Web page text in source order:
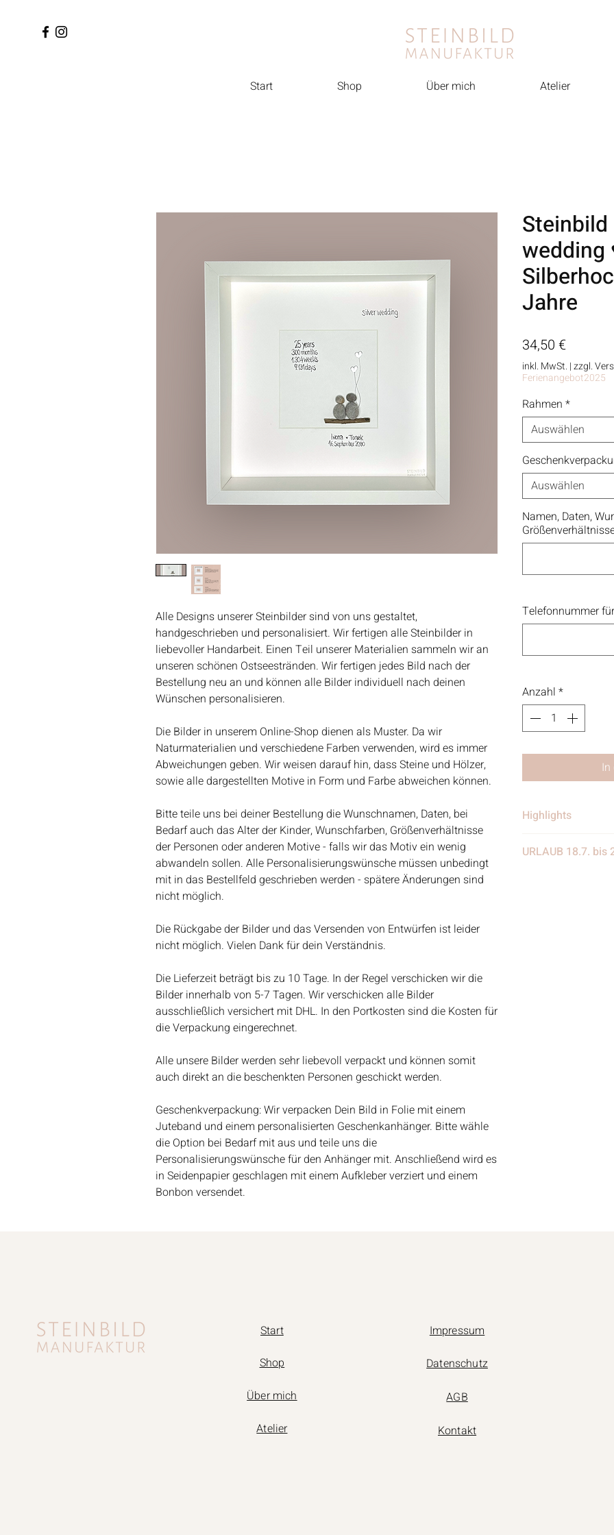
Start Shop Über mich Atelier
Alle Designs unserer Steinbilder sind von uns gestaltet,
handgeschrieben und personalisiert. Wir fertigen alle Steinbilder in
liebevoller Handarbeit. Einen Teil unserer Materialien sammeln wir an
unseren schönen Ostseestränden. Wir fertigen jedes Bild nach der
Bestellung neu an und können alle Bilder individuell nach deinen
Wünschen personalisieren.
Die Bilder in unserem Online-Shop dienen als Muster. Da wir
Naturmaterialien und verschiedene Farben verwenden, wird es immer
Abweichungen geben. Wir weisen darauf hin, dass Steine und Hölzer,
sowie alle dargestellten Motive in Form und Farbe abweichen können.
Bitte teile uns bei deiner Bestellung die Wunschnamen, Daten, bei
Bedarf auch das Alter der Kinder, Wunschfarben, Größenverhältnisse
der Personen oder anderen Motive - falls wir das Motiv ein wenig
abwandeln sollen. Alle Personalisierungswünsche müssen unbedingt
mit in das Bestellfeld geschrieben werden - spätere Änderungen sind
nicht möglich.
Die Rückgabe der Bilder und das Versenden von Entwürfen ist leider
nicht möglich. Vielen Dank für dein Verständnis.
Die Lieferzeit beträgt bis zu 10 Tage. In der Regel verschicken wir die
Bilder innerhalb von 5-7 Tagen. Wir verschicken alle Bilder
ausschließlich versichert mit DHL. In den Portkosten sind die Kosten für
die Verpackung eingerechnet.
Alle unsere Bilder werden sehr liebevoll verpackt und können somit
auch direkt an die beschenkten Personen geschickt werden.
Geschenkverpackung: Wir verpacken Dein Bild in Folie mit einem
Juteband und einem personalisierten Geschenkanhänger. Bitte wähle
die Option bei Bedarf mit aus und teile uns die
Personalisierungswünsche für den Anhänger mit. Anschließend wird es
in Seidenpapier geschlagen mit einem Aufkleber verziert und einem
Bonbon versendet.
wedding
Jahre
34,50 €Preis
inkl. MwSt. |zzgl.
Ferienangebot2025
Rahmen *
Auswählen
Auswählen
Namen, Daten,
Telefonnummer
Anzahl *
In
Highlights
• Verschickt von
URLAUB 18.7. bis
Shop
Start
Über mich
Atelier
Datenschutz
Impressum
AGB
Kontakt